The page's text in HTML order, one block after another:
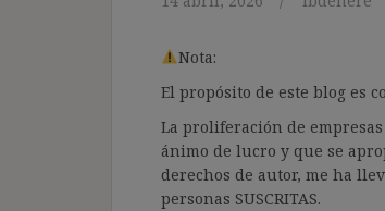
Nota:
El propósito de este blog es
La proliferación de
ánimo de lucro y que se
derechos de autor, me ha
personas SUSCRITAS.